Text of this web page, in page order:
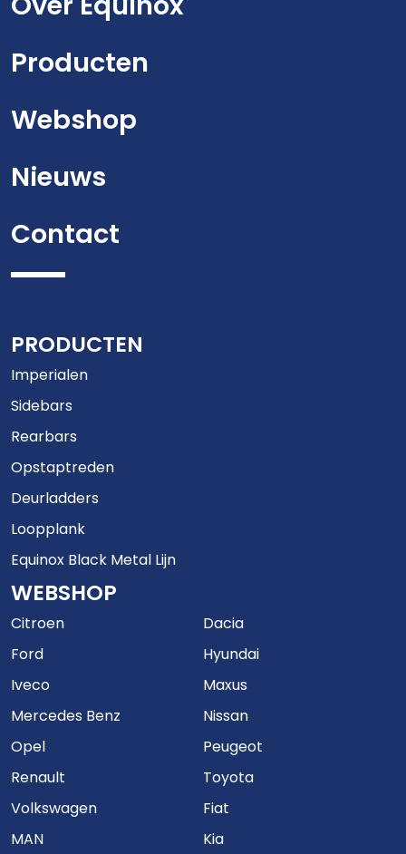
Producten
Webshop
Nieuws
Contact
PRODUCTEN
Imperialen
Sidebars
Rearbars
Opstaptreden
Deurladders
Loopplank
Equinox Black Metal Lijn
WEBSHOP
Citroen
Dacia
Ford
Hyundai
Iveco
Maxus
Mercedes Benz
Nissan
Opel
Peugeot
Renault
Toyota
Volkswagen
Fiat
MAN
Kia